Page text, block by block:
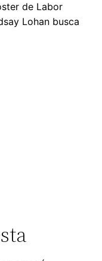
de Labor
Lohan busca